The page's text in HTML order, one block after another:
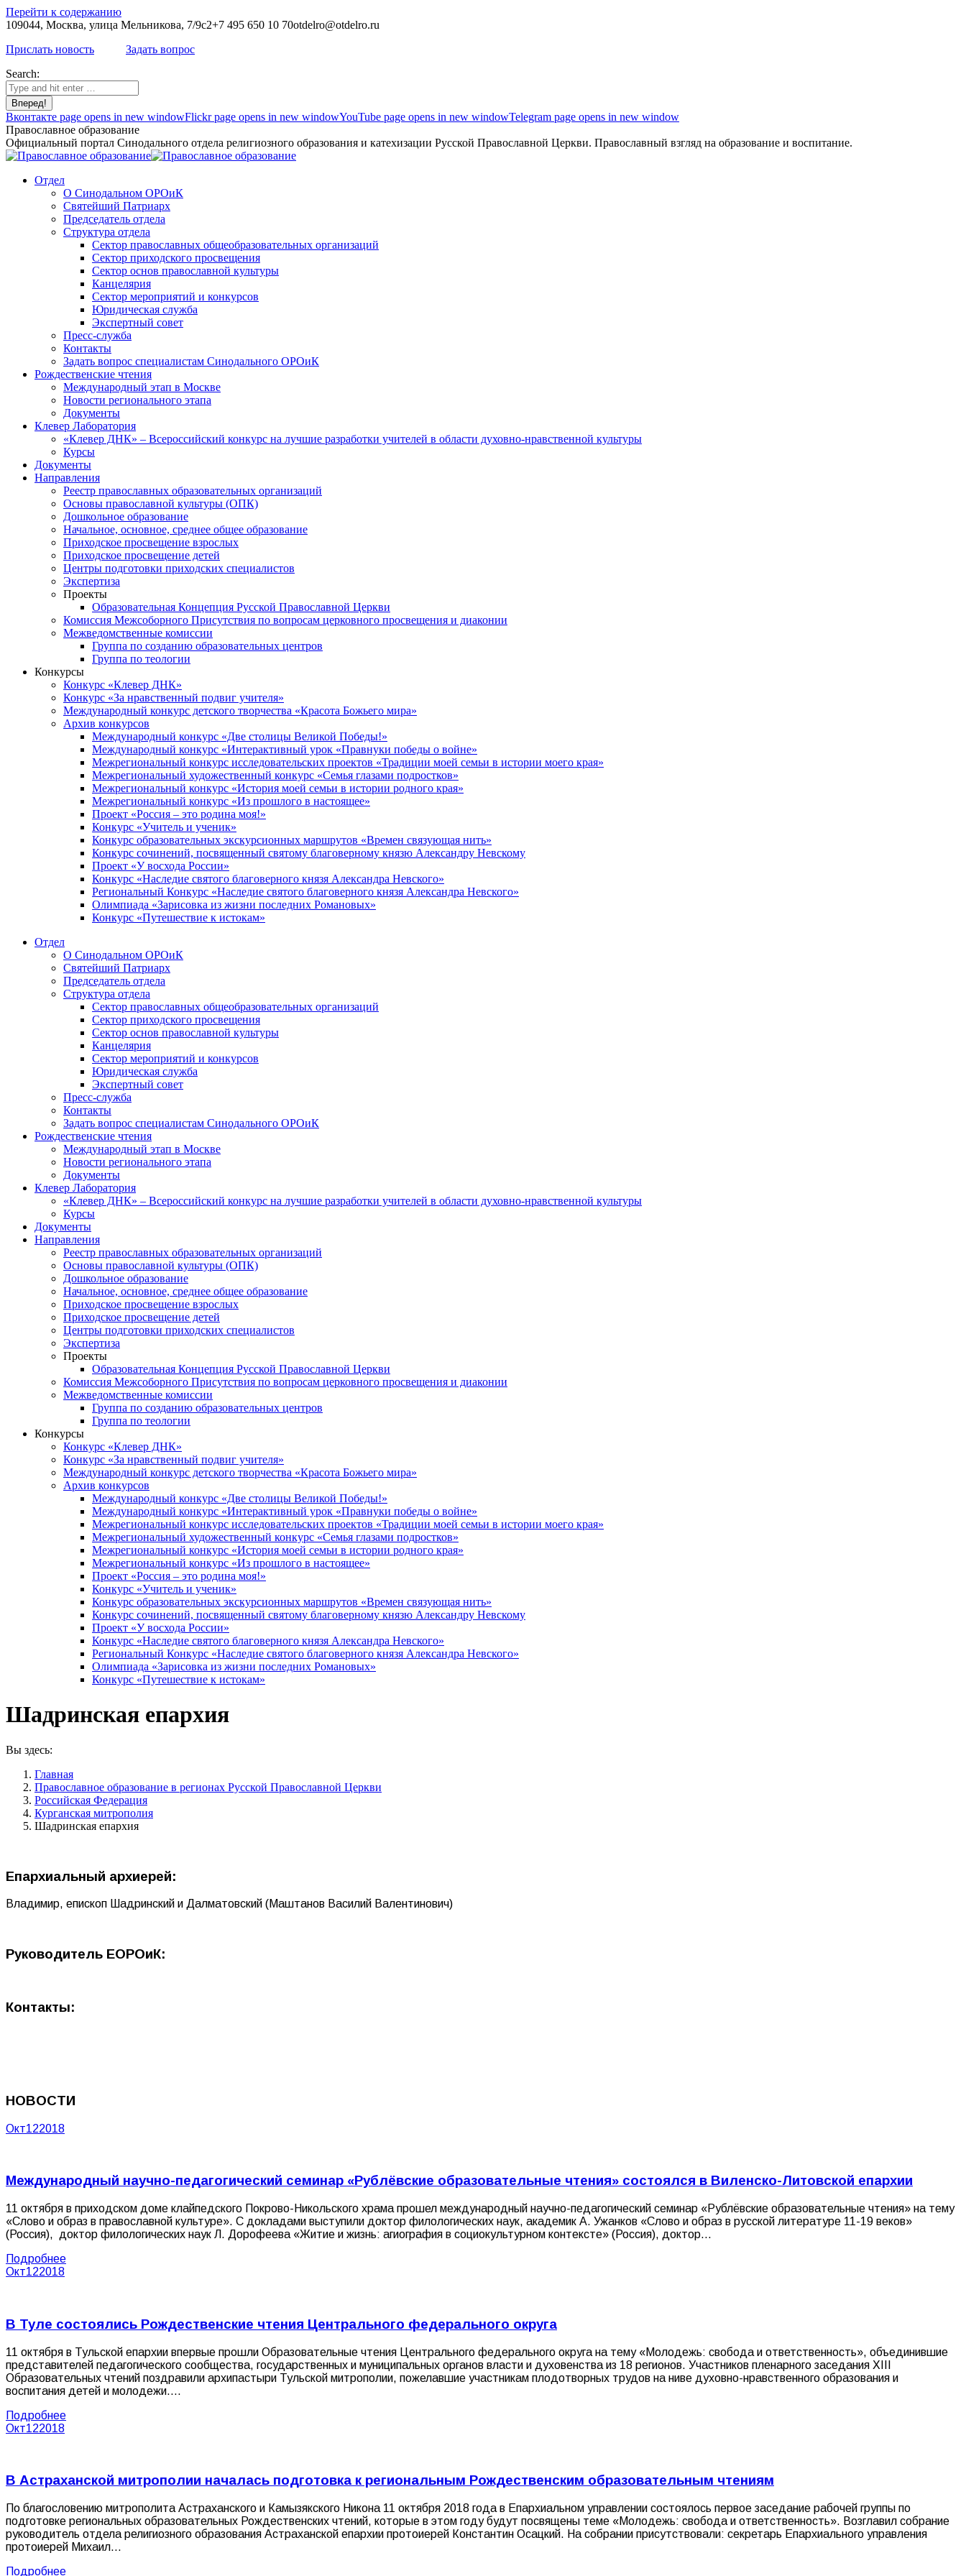
Перейти к содержанию
109044, Москва, улица Мельникова, 7/9с2+7 495 650 10 70otdelro@otdelro.ru
Прислать новость
Задать вопрос
Search:
Вконтакте page opens in new windowFlickr page opens in new windowYouTube page opens in new windowTelegram page opens in new window
Православное образование
Официальный портал Синодального отдела религиозного образования и катехизации Русской Православной Церкви. Православный взгляд на образование и воспитание.
Отдел
О Синодальном ОРОиК
Святейший Патриарх
Председатель отдела
Структура отдела
Сектор православных общеобразовательных организаций
Сектор приходского просвещения
Сектор основ православной культуры
Канцелярия
Сектор мероприятий и конкурсов
Юридическая служба
Экспертный совет
Пресс-служба
Контакты
Задать вопрос специалистам Синодального ОРОиК
Рождественские чтения
Международный этап в Москве
Новости регионального этапа
Документы
Клевер Лаборатория
«Клевер ДНК» – Всероссийский конкурс на лучшие разработки учителей в области духовно-нравственной культуры
Курсы
Документы
Направления
Реестр православных образовательных организаций
Основы православной культуры (ОПК)
Дошкольное образование
Начальное, основное, среднее общее образование
Приходское просвещение взрослых
Приходское просвещение детей
Центры подготовки приходских специалистов
Экспертиза
Проекты
Образовательная Концепция Русской Православной Церкви
Комиссия Межсоборного Присутствия по вопросам церковного просвещения и диаконии
Межведомственные комиссии
Группа по созданию образовательных центров
Группа по теологии
Конкурсы
Конкурс «Клевер ДНК»
Конкурс «За нравственный подвиг учителя»
Международный конкурс детского творчества «Красота Божьего мира»
Архив конкурсов
Международный конкурс «Две столицы Великой Победы!»
Международный конкурс «Интерактивный урок «Правнуки победы о войне»
Межрегиональный конкурс исследовательских проектов «Традиции моей семьи в истории моего края»
Межрегиональный художественный конкурс «Семья глазами подростков»
Межрегиональный конкурс «История моей семьи в истории родного края»
Межрегиональный конкурс «Из прошлого в настоящее»
Проект «Россия – это родина моя!»
Конкурс «Учитель и ученик»
Конкурс образовательных экскурсионных маршрутов «Времен связующая нить»
Конкурс сочинений, посвященный святому благоверному князю Александру Невскому
Проект «У восхода России»
Конкурс «Наследие святого благоверного князя Александра Невского»
Региональный Конкурс «Наследие святого благоверного князя Александра Невского»
Олимпиада «Зарисовка из жизни последних Романовых»
Конкурс «Путешествие к истокам»
Отдел
О Синодальном ОРОиК
Святейший Патриарх
Председатель отдела
Структура отдела
Сектор православных общеобразовательных организаций
Сектор приходского просвещения
Сектор основ православной культуры
Канцелярия
Сектор мероприятий и конкурсов
Юридическая служба
Экспертный совет
Пресс-служба
Контакты
Задать вопрос специалистам Синодального ОРОиК
Рождественские чтения
Международный этап в Москве
Новости регионального этапа
Документы
Клевер Лаборатория
«Клевер ДНК» – Всероссийский конкурс на лучшие разработки учителей в области духовно-нравственной культуры
Курсы
Документы
Направления
Реестр православных образовательных организаций
Основы православной культуры (ОПК)
Дошкольное образование
Начальное, основное, среднее общее образование
Приходское просвещение взрослых
Приходское просвещение детей
Центры подготовки приходских специалистов
Экспертиза
Проекты
Образовательная Концепция Русской Православной Церкви
Комиссия Межсоборного Присутствия по вопросам церковного просвещения и диаконии
Межведомственные комиссии
Группа по созданию образовательных центров
Группа по теологии
Конкурсы
Конкурс «Клевер ДНК»
Конкурс «За нравственный подвиг учителя»
Международный конкурс детского творчества «Красота Божьего мира»
Архив конкурсов
Международный конкурс «Две столицы Великой Победы!»
Международный конкурс «Интерактивный урок «Правнуки победы о войне»
Межрегиональный конкурс исследовательских проектов «Традиции моей семьи в истории моего края»
Межрегиональный художественный конкурс «Семья глазами подростков»
Межрегиональный конкурс «История моей семьи в истории родного края»
Межрегиональный конкурс «Из прошлого в настоящее»
Проект «Россия – это родина моя!»
Конкурс «Учитель и ученик»
Конкурс образовательных экскурсионных маршрутов «Времен связующая нить»
Конкурс сочинений, посвященный святому благоверному князю Александру Невскому
Проект «У восхода России»
Конкурс «Наследие святого благоверного князя Александра Невского»
Региональный Конкурс «Наследие святого благоверного князя Александра Невского»
Олимпиада «Зарисовка из жизни последних Романовых»
Конкурс «Путешествие к истокам»
Шадринская епархия
Вы здесь:
Главная
Православное образование в регионах Русской Православной Церкви
Российская Федерация
Курганская митрополия
Шадринская епархия
Епархиальный архиерей:
Владимир, епископ Шадринский и Далматовский (Маштанов Василий Валентинович)
Руководитель ЕОРОиК:
Контакты:
НОВОСТИ
Окт122018
Международный научно-педагогический семинар «Рублёвские образовательные чтения» состоялся в Виленско-Литовской епархии
11 октября в приходском доме клайпедского Покрово-Никольского храма прошел международный научно-педагогический семинар «Рублёвские образовательные чтения» на тему
«Слово и образ в православной культуре». С докладами выступили доктор филологических наук, академик А. Ужанков «Слово и образ в русской литературе 11-19 веков»
(Россия), доктор филологических наук Л. Дорофеева «Житие и жизнь: агиография в социокультурном контексте» (Россия), доктор…
Подробнее
Окт122018
В Туле состоялись Рождественские чтения Центрального федерального округа
11 октября в Тульской епархии впервые прошли Образовательные чтения Центрального федерального округа на тему «Молодежь: свобода и ответственность», объединившие
представителей педагогического сообщества, государственных и муниципальных органов власти и духовенства из 18 регионов. Участников пленарного заседания XIII
Образовательных чтений поздравили архипастыри Тульской митрополии, пожелавшие участникам плодотворных трудов на ниве духовно-нравственного образования и
воспитания детей и молодежи.…
Подробнее
Окт122018
В Астраханской митрополии началась подготовка к региональным Рождественским образовательным чтениям
По благословению митрополита Астраханского и Камызякского Никона 11 октября 2018 года в Епархиальном управлении состоялось первое заседание рабочей группы по
подготовке региональных образовательных Рождественских чтений, которые в этом году будут посвящены теме «Молодежь: свобода и ответственность». Возглавил собрание
руководитель отдела религиозного образования Астраханской епархии протоиерей Константин Осацкий. На собрании присутствовали: секретарь Епархиального управления
протоиерей Михаил…
Подробнее